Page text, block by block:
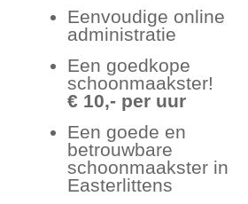
Eenvoudige online
administratie
Een goedkope
schoonmaakster!
€ 10,- per uur
Een goede en
betrouwbare
schoonmaakster in
Easterlittens